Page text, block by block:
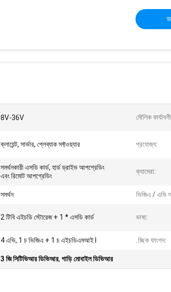
8V-36V মৌলিক
ক্লায়েন্ট, সার্ভার, প্লেব্যাক সফ্টওয়্যার প্রযোজ্য:
সমর্থনকারী এসডি কার্ড, হার্ড ড্রাইভ আপগ্রেডিং
এবং রিমোট আপগ্রেডিং
ক্যামেরা:
সমর্থন ভিজিএ / এভি
2 টিবি এইচডি স্টোরেজ + 1 * এসডি কার্ড ভাষা:
4 এভি, 1 চ ভিজিএ + 1 চ এইচডিএমআই I .চ্ছিক ফাংশন:
3 জি সিটিভিআর ডিভিআর, গাড়ি মোবাইল ডিভিআর